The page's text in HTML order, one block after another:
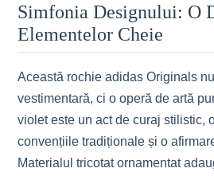
Simfonia Designului: O
Elementelor Cheie
Această rochie adidas Originals
vestimentară, ci o operă de artă
violet este un act de curaj stilistic,
convențiile tradiționale și o
Materialul tricotat ornamentat